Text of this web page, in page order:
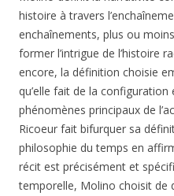
histoire à travers
enchaînements, plus ou
former l’intrigue de l’histoire
encore, la définition choisie
qu’elle fait de la
phénomènes principaux de
Ricoeur fait bifurquer sa
philosophie du temps en
récit est précisément et
temporelle, Molino choisit de